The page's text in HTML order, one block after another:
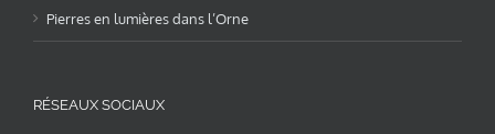
Pierres en lumières dans l’Orne
RÉSEAUX SOCIAUX